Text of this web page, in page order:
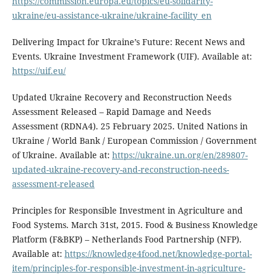
ukraine/eu-assistance-ukraine/ukraine-facility_en
Delivering Impact for Ukraine’s Future: Recent News and
Events. Ukraine Investment Framework (UIF). Available at:
https://uif.eu/
Updated Ukraine Recovery and Reconstruction Needs
Assessment Released – Rapid Damage and Needs
Assessment (RDNA4). 25 February 2025. United Nations in
Ukraine / World Bank / European Commission / Government
of Ukraine. Available at: https://ukraine.un.org/en/289807-
updated-ukraine-recovery-and-reconstruction-needs-
assessment-released
Principles for Responsible Investment in Agriculture and
Food Systems. March 31st, 2015. Food & Business Knowledge
Platform (F&BKP) – Netherlands Food Partnership (NFP).
Available at: https://knowledge4food.net/knowledge-portal-
item/principles-for-responsible-investment-in-agriculture-